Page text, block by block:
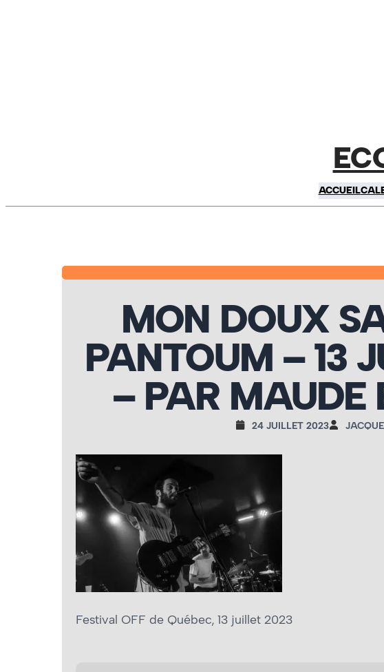
ACCUEIL
MON DOUX
PANTOUM – 13
– PAR MAUDE
24 JUILLET 2023
Festival OFF de Québec, 13 juillet 2023